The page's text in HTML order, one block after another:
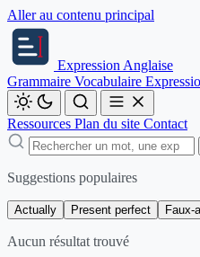
Aller au contenu principal
Expression Anglaise
Grammaire Vocabulaire
Ressources Plan du site Contact
Suggestions populaires
Actually Present perfect Faux-
Aucun résultat trouvé